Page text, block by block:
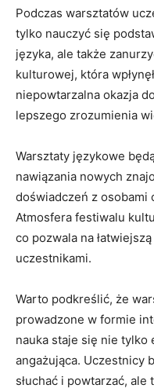
Podczas warsztatów
tylko ⁤nauczyć się
⁣języka,⁢ ale także
kulturowej, ‍która
⁢niepowtarzalna okazja​
lepszego zrozumienia
Warsztaty językowe⁤
nawiązania nowych
doświadczeń z ⁤osobami⁢
Atmosfera festiwalu
co ⁤pozwala na
uczestnikami.
Warto podkreślić, że
prowadzone⁢ w ‌formie
nauka staje się nie⁣ tylko
angażująca.⁤ Uczestnicy
słuchać i powtarzać,⁤